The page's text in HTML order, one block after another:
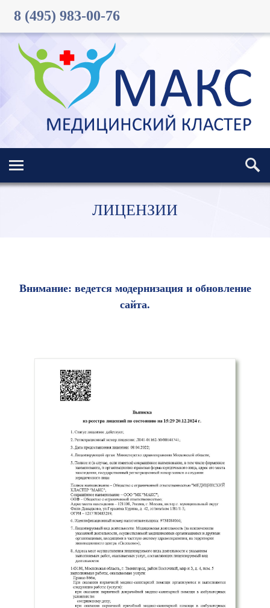
8 (495) 983-00-76
ЛИЦЕНЗИИ
Внимание: ведется модернизация и обновление
сайта.